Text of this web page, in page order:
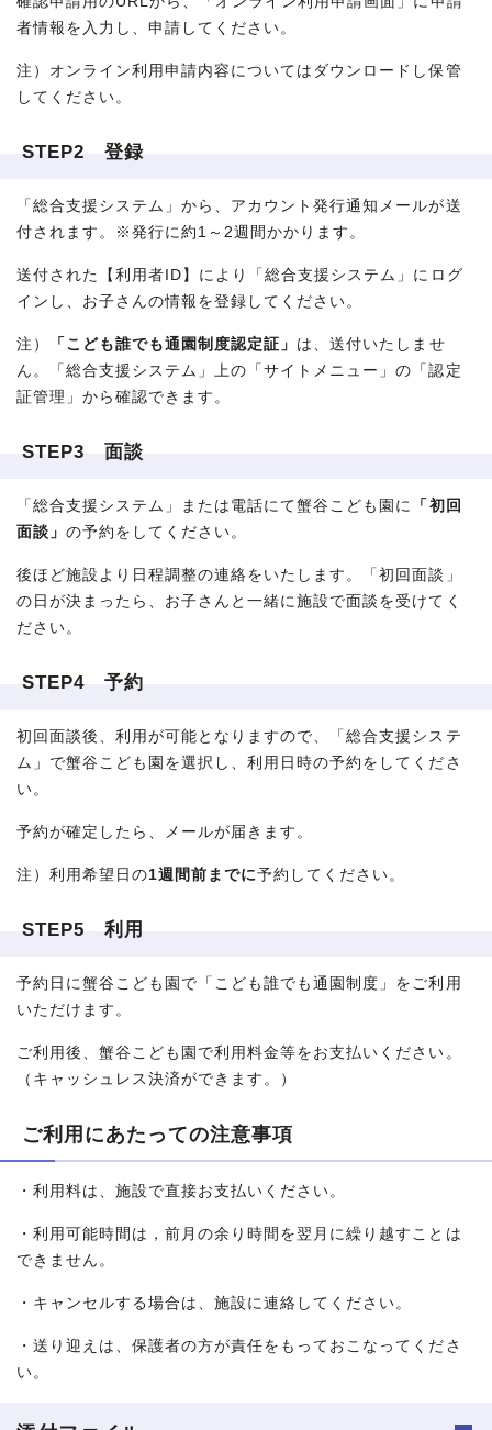
者情報を入力し、申請してください。
注）オンライン利用申請内容についてはダウンロードし保管
してください。
STEP2 登録
「総合支援システム」から、アカウント発行通知メールが送
付されます。※発行に約1～2週間かかります。
送付された【利用者ID】により「総合支援システム」にログ
インし、お子さんの情報を登録してください。
注） 「こども誰でも通園制度認定証」 は、送付いたしませ
ん。「総合支援システム」上の「サイトメニュー」の「認定
証管理」から確認できます。
STEP3 面談
「総合支援システム」または電話にて蟹谷こども園に
「初回
面談」の予約をしてください。
後ほど施設より日程調整の連絡をいたします。「初回面談」
の日が決まったら、お子さんと一緒に施設で面談を受けてく
ださい。
STEP4 予約
初回面談後、利用が可能となりますので、「総合支援システ
ム」で蟹谷こども園を選択し、利用日時の予約をしてくださ
い。
予約が確定したら、メールが届きます。
注）利用希望日の1週間前までに予約してください。
STEP5 利用
予約日に蟹谷こども園で「こども誰でも通園制度」をご利用
いただけます。
ご利用後、蟹谷こども園で利用料金等をお支払いください。
（キャッシュレス決済ができます。）
ご利用にあたっての注意事項
・利用料は、施設で直接お支払いください。
・利用可能時間は，前月の余り時間を翌月に繰り越すことは
できません。
・キャンセルする場合は、施設に連絡してください。
・送り迎えは、保護者の方が責任をもっておこなってくださ
い。